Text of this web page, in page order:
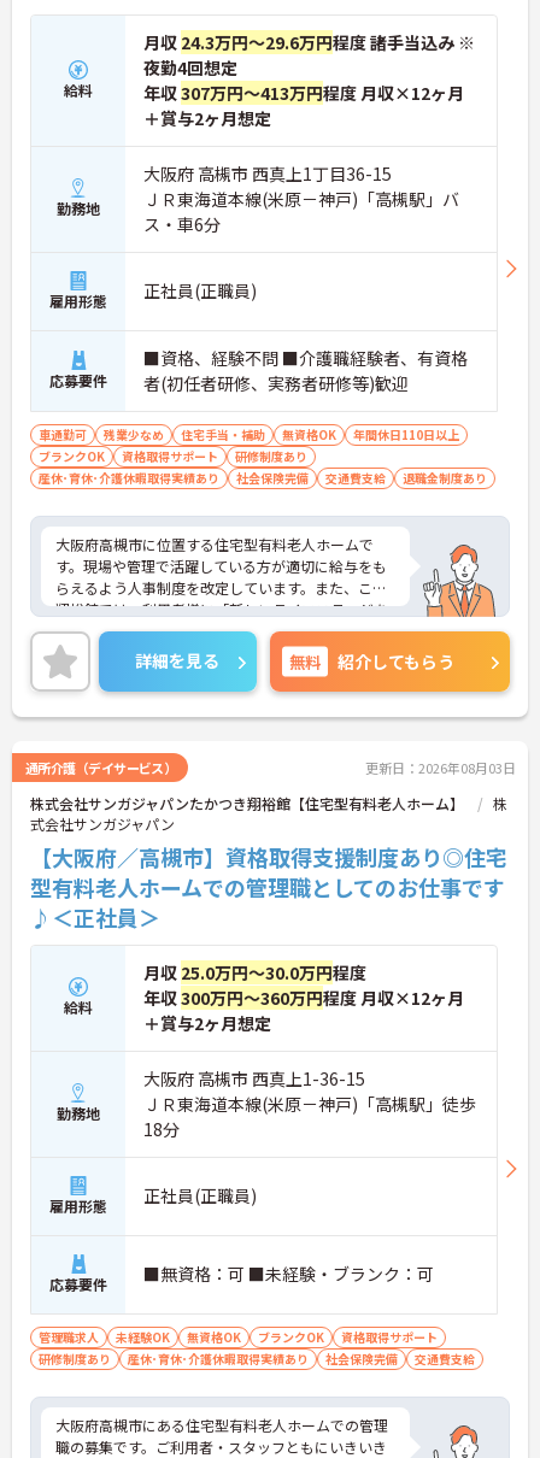
給料
月収 24.3万円～29.6万円程度 諸手当込み ※
夜勤4回想定
年収307万円～413万円程度 月収×12ヶ月
＋賞与2ヶ月想定
勤務地
大阪府 高槻市 西真上1丁目36-15
ＪＲ東海道本線(米原－神戸)「高槻駅」バ
ス・車6分
雇用形態 正社員(正職員)
応募要件
■資格、経験不問 ■介護職経験者、有資格
者(初任者研修、実務者研修等)歓迎
車通勤可 残業少なめ 住宅手当・補助 無資格OK
年間休日110日以上
ブランクOK
資格取得サポート
研修制度あり
産休･育休･介護休暇取得実績あり
社会保険完備 交通費支給 退職金制度あり
大阪府高槻市に位置する住宅型有料老人ホームで
す。現場や管理で活躍している方が適切に給与をも
らえるよう人事制度を改定しています。また、ここ
翔裕館では、利用者様に「新しいライフステージを
楽しんで」暮らしていただけるよう、お食事やレク
リエーションなどを工夫して活動しています。ご興
味のある方には、面接対策ポイントなど、さらに詳
細をお話しいたしますのでお気軽にご相談くださ
い！
詳細を見る 無料 紹介してもらう
通所介護（デイサービス） 更新日：2026年08月03日
株式会社サンガジャパンたかつき翔裕館【住宅型有料老人ホーム】
株
式会社サンガジャパン
【大阪府／高槻市】資格取得支援制度あり◎住宅
型有料老人ホームでの管理職としてのお仕事です
♪＜正社員＞
給料
月収 25.0万円～30.0万円程度
年収300万円～360万円程度 月収×12ヶ月
＋賞与2ヶ月想定
勤務地
大阪府 高槻市 西真上1-36-15
ＪＲ東海道本線(米原－神戸)「高槻駅」徒歩
18分
雇用形態 正社員(正職員)
応募要件 ■無資格：可 ■未経験・ブランク：可
管理職求人 未経験OK 無資格OK ブランクOK
資格取得サポート
研修制度あり
産休･育休･介護休暇取得実績あり 社会保険完備 交通費支給
大阪府高槻市にある住宅型有料老人ホームでの管理
職の募集です。ご利用者・スタッフともにいきいき